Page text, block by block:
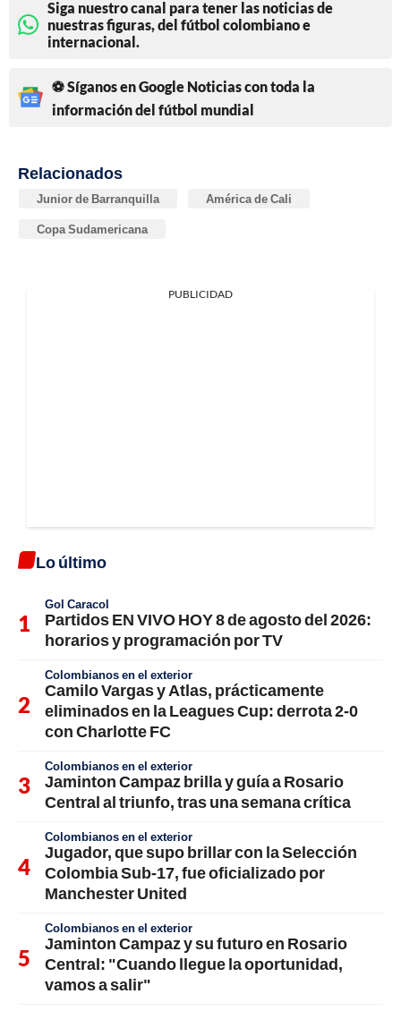
Siga nuestro canal para tener las noticias de
nuestras figuras, del fútbol colombiano e
internacional.
⚽ Síganos en Google Noticias con toda la
información del fútbol mundial
Relacionados
Junior de Barranquilla América de Cali
Copa Sudamericana
PUBLICIDAD
Lo último
Gol Caracol
Partidos EN VIVO HOY 8 de agosto del 2026:
horarios y programación por TV
Colombianos en el exterior
Camilo Vargas y Atlas, prácticamente
eliminados en la Leagues Cup: derrota 2-0
con Charlotte FC
Colombianos en el exterior
Jaminton Campaz brilla y guía a Rosario
Central al triunfo, tras una semana crítica
Colombianos en el exterior
Jugador, que supo brillar con la Selección
Colombia Sub-17, fue oficializado por
Manchester United
Colombianos en el exterior
Jaminton Campaz y su futuro en Rosario
Central: "Cuando llegue la oportunidad,
vamos a salir"